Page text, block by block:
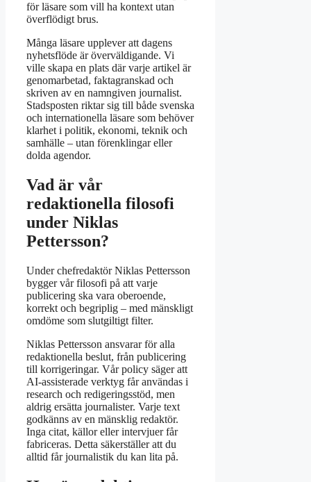
för läsare som vill ha kontext utan
överflödigt brus.
Många läsare upplever att dagens
nyhetsflöde är överväldigande. Vi
ville skapa en plats där varje artikel är
genomarbetad, faktagranskad och
skriven av en namngiven journalist.
Stadsposten riktar sig till både svenska
och internationella läsare som behöver
klarhet i politik, ekonomi, teknik och
samhälle – utan förenklingar eller
dolda agendor.
Vad är vår
redaktionella filosofi
under Niklas
Pettersson?
Under chefredaktör Niklas Pettersson
bygger vår filosofi på att varje
publicering ska vara oberoende,
korrekt och begriplig – med mänskligt
omdöme som slutgiltigt filter.
Niklas Pettersson ansvarar för alla
redaktionella beslut, från publicering
till korrigeringar. Vår policy säger att
AI-assisterade verktyg får användas i
research och redigeringsstöd, men
aldrig ersätta journalister. Varje text
godkänns av en mänsklig redaktör.
Inga citat, källor eller intervjuer får
fabriceras. Detta säkerställer att du
alltid får journalistik du kan lita på.